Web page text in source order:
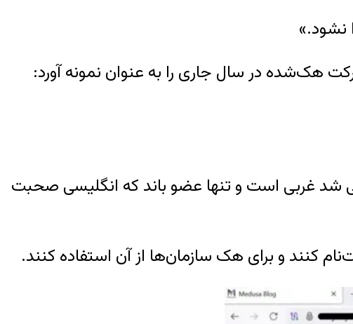
نشود.»
هک‌شده در سال جاری را به عنوان نمونه آورد:
شد غربی است و تنها عضو باند که انگلیسی‌ صحبت
کنند و برای هک سازمان‌ها از آن استفاده کنند.